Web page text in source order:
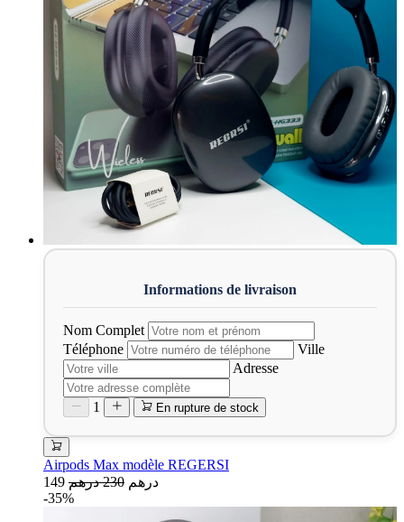
Nom Complet
Téléphone
Ville
Adresse
1 En rupture de stock
Airpods Max modèle REGERSI
149 درهم 230 درهم
-35%